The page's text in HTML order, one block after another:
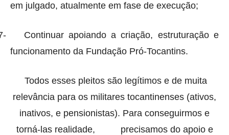
em julgado, atualmente em fase de execução;
Continuar apoiando a criação, estruturação e
funcionamento da Fundação Pró-Tocantins.
Todos esses pleitos são legítimos e de muita
relevância para os militares tocantinenses (ativos,
inativos, e pensionistas). Para conseguirmos e
torná-las realidade,
precisamos do apoio e